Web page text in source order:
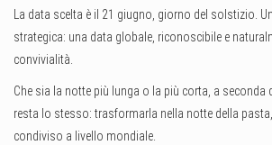
La data scelta è il 21 giugno, giorno del solstizio.
strategica: una data globale, riconoscibile e
convivialità.
Che sia la notte più lunga o la più corta, a seconda
resta lo stesso: trasformarla nella notte della
condiviso a livello mondiale.